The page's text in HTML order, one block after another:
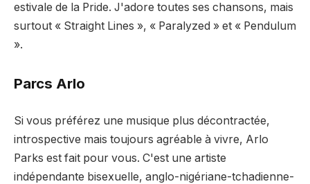
estivale de la Pride. J'adore toutes ses chansons, mais
surtout « Straight Lines », « Paralyzed » et « Pendulum
».
Parcs Arlo
Si vous préférez une musique plus décontractée,
introspective mais toujours agréable à vivre, Arlo
Parks est fait pour vous. C'est une artiste
indépendante bisexuelle, anglo-nigériane-tchadienne-